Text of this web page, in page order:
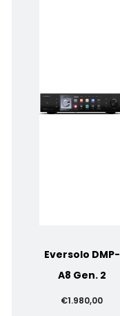
Eversolo DMP-
A8 Gen. 2
€1.980,00